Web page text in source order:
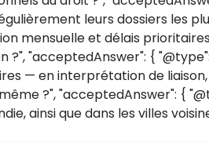
leurs dossiers les
et délais
"acceptedAnswer": {
— en interprétation de liaison,
?", "acceptedAnswer": {
ainsi que dans les villes